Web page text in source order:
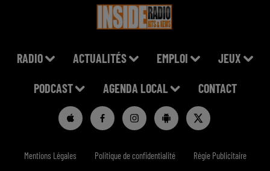
RADIO ACTUALITÉS EMPLOI JEUX
PODCAST AGENDA LOCAL CONTACT
Mentions Légales Politique de confidentialité Régie Publicitaire